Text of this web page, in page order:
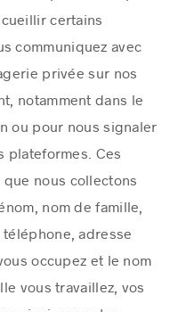
certains
communiquez avec
privée sur nos
notamment dans le
ou pour nous signaler
plateformes. Ces
nous collectons
nom de famille,
adresse
occupez et le nom
vous travaillez, vos